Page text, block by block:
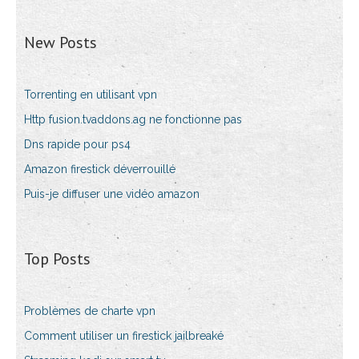
New Posts
Torrenting en utilisant vpn
Http fusion.tvaddons.ag ne fonctionne pas
Dns rapide pour ps4
Amazon firestick déverrouillé
Puis-je diffuser une vidéo amazon
Top Posts
Problèmes de charte vpn
Comment utiliser un firestick jailbreaké